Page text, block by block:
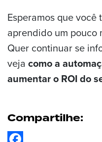
Esperamos que
aprendido um pouco
Quer continuar se
veja como a
aumentar o ROI do
Compartilhe: